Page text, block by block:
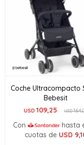
Coche Ultracompacto
Bebesit
USD 109,25 USD
Con hasta
cuotas de USD